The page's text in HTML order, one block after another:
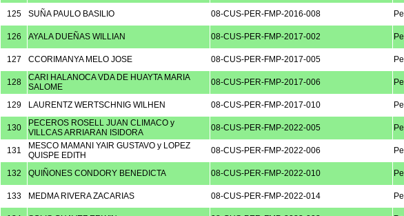
125 SUÑA PAULO BASILIO 08-CUS-PER-FMP-2016-008
126 AYALA DUEÑAS WILLIAN 08-CUS-PER-FMP-2017-002
127 CCORIMANYA MELO JOSE 08-CUS-PER-FMP-2017-005
128
CARI HALANOCA VDA DE HUAYTA MARIA
SALOME
08-CUS-PER-FMP-2017-006
129 LAURENTZ WERTSCHNIG WILHEN 08-CUS-PER-FMP-2017-010
130
PECEROS ROSELL JUAN CLIMACO y
VILLCAS ARRIARAN ISIDORA
08-CUS-PER-FMP-2022-005
131
MESCO MAMANI YAIR GUSTAVO y LOPEZ
QUISPE EDITH
08-CUS-PER-FMP-2022-006
132 QUIÑONES CONDORY BENEDICTA 08-CUS-PER-FMP-2022-010
133 MEDMA RIVERA ZACARIAS 08-CUS-PER-FMP-2022-014